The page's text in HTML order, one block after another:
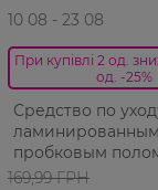
10 08 - 23 08
При купівлі 2 од.
од. -25%
Средство по
пробковым
л
169,99 ГРН